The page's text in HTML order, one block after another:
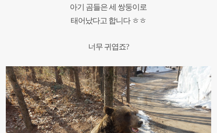
아기 곰들은 세 쌍둥이로
태어났다고 합니다 ㅎㅎ
너무 귀엽죠?